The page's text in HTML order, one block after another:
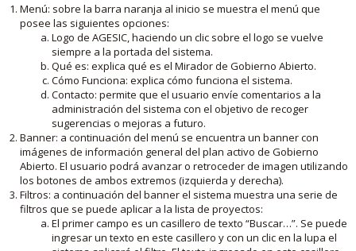
Menú: sobre la barra naranja al inicio se muestra el menú que
posee las siguientes opciones:
Logo de AGESIC, haciendo un clic sobre el logo se vuelve
siempre a la portada del sistema.
Qué es: explica qué es el Mirador de Gobierno Abierto.
Cómo Funciona: explica cómo funciona el sistema.
Contacto: permite que el usuario envíe comentarios a la
administración del sistema con el objetivo de recoger
sugerencias o mejoras a futuro.
Banner: a continuación del menú se encuentra un banner con
imágenes de información general del plan activo de Gobierno
Abierto. El usuario podrá avanzar o retroceder de imagen utilizando
los botones de ambos extremos (izquierda y derecha).
Filtros: a continuación del banner el sistema muestra una serie de
filtros que se puede aplicar a la lista de proyectos:
El primer campo es un casillero de texto “Buscar…”. Se puede
ingresar un texto en este casillero y con un clic en la lupa el